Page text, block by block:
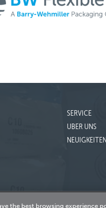
SERVICE
UBER UNS
NEUIGKEITEN
the best browsing experience